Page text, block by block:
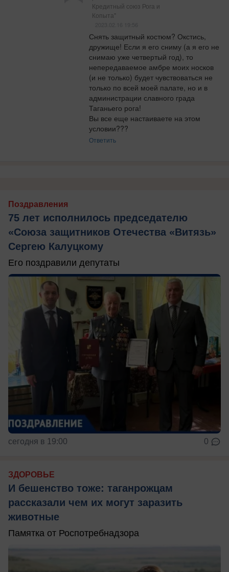
Кредитный союз Рога и
Копыта"
Снять защитный костюм? Окстись,
дружище! Если я его сниму (а я его не
снимаю уже четвертый год), то
непередаваемое амбре моих носков
(и не только) будет чувствоваться не
только по всей моей палате, но и в
администрации славного града
Таганьего рога!
Вы все еще настаиваете на этом
условии???
Ответить
Поздравления
75 лет исполнилось председателю
«Союза защитников Отечества «Витязь»
Сергею Калуцкому
Его поздравили депутаты
сегодня в 19:00 0
ЗДОРОВЬЕ
И бешенство тоже: таганрожцам
рассказали чем их могут заразить
животные
Памятка от Роспотребнадзора